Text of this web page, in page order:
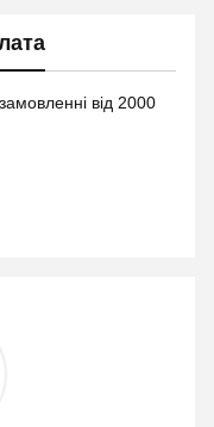
від 2000